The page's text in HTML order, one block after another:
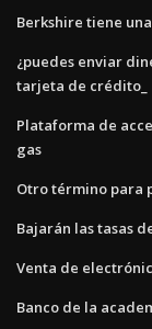
Berkshire tiene
¿puedes enviar
tarjeta de crédito_
Plataforma de
gas
Otro término para
Bajarán las tasas
Venta de
Banco de la